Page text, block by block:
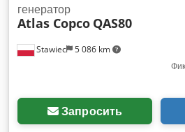
Stawiec 5 086 km
генератор
Atlas Copco QAS80
Запросить